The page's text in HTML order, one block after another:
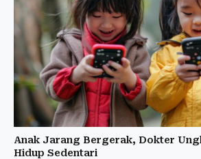
Anak Jarang Bergerak, Dokter
Hidup Sedentari